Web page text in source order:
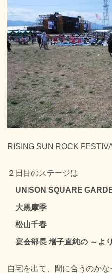
RISING SUN ROCK
２日目のステージは
UNISON SQUARE
大黒摩季
松山千春
宴会部長 増子直純の ～よ
自宅を出て、間に合うのか